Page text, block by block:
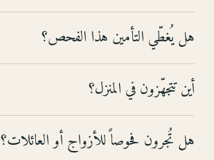
هل يُغطّي التأمين هذا الفحص؟
أين تتجهّزون في المنزل؟
هل تُجرون فحوصاً للأزواج أو العائلات؟